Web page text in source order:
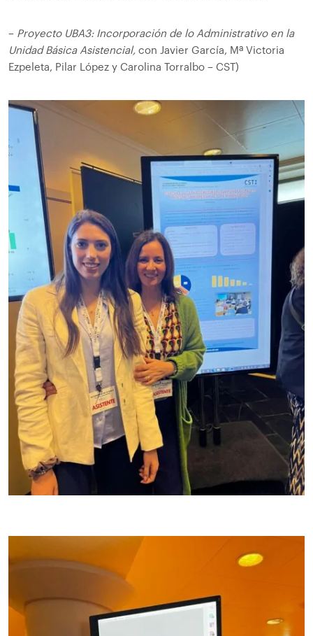
– Proyecto UBA3: Incorporación de lo Administrativo en la
Unidad Básica Asistencial, con Javier García, Mª Victoria
Ezpeleta, Pilar López y Carolina Torralbo – CST)